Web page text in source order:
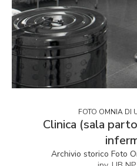
FOTO OMNIA DI
Clinica (sala
Archivio storico Foto